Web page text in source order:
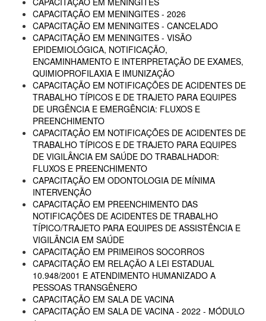
CAPACITAÇÃO EM MENINGITES - 2026
CAPACITAÇÃO EM MENINGITES - CANCELADO
CAPACITAÇÃO EM MENINGITES - VISÃO
EPIDEMIOLÓGICA, NOTIFICAÇÃO,
ENCAMINHAMENTO E INTERPRETAÇÃO DE EXAMES,
QUIMIOPROFILAXIA E IMUNIZAÇÃO
CAPACITAÇÃO EM NOTIFICAÇÕES DE ACIDENTES DE
TRABALHO TÍPICOS E DE TRAJETO PARA EQUIPES
DE URGÊNCIA E EMERGÊNCIA: FLUXOS E
PREENCHIMENTO
CAPACITAÇÃO EM NOTIFICAÇÕES DE ACIDENTES DE
TRABALHO TÍPICOS E DE TRAJETO PARA EQUIPES
DE VIGILÂNCIA EM SAÚDE DO TRABALHADOR:
FLUXOS E PREENCHIMENTO
CAPACITAÇÃO EM ODONTOLOGIA DE MÍNIMA
INTERVENÇÃO
CAPACITAÇÃO EM PREENCHIMENTO DAS
NOTIFICAÇÕES DE ACIDENTES DE TRABALHO
TÍPICO/TRAJETO PARA EQUIPES DE ASSISTÊNCIA E
VIGILÂNCIA EM SAÚDE
CAPACITAÇÃO EM PRIMEIROS SOCORROS
CAPACITAÇÃO EM RELAÇÃO A LEI ESTADUAL
10.948/2001 E ATENDIMENTO HUMANIZADO A
PESSOAS TRANSGÊNERO
CAPACITAÇÃO EM SALA DE VACINA
CAPACITAÇÃO EM SALA DE VACINA - 2022 - MÓDULO